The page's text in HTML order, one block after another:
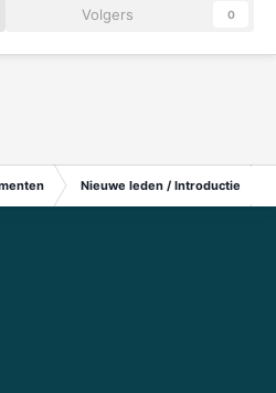
Volgers 0
Nieuwe leden / Introductie